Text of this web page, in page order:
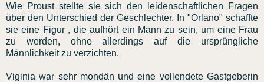
Wie Proust stellte sie sich den leidenschaftlichen Fragen
über den Unterschied der Geschlechter. In "Orlano" schaffte
sie eine Figur , die aufhört ein Mann zu sein, um eine Frau
zu werden, ohne allerdings auf die ursprüngliche
Männlichkeit zu verzichten.
Viginia war sehr mondän und eine vollendete Gastgeberin